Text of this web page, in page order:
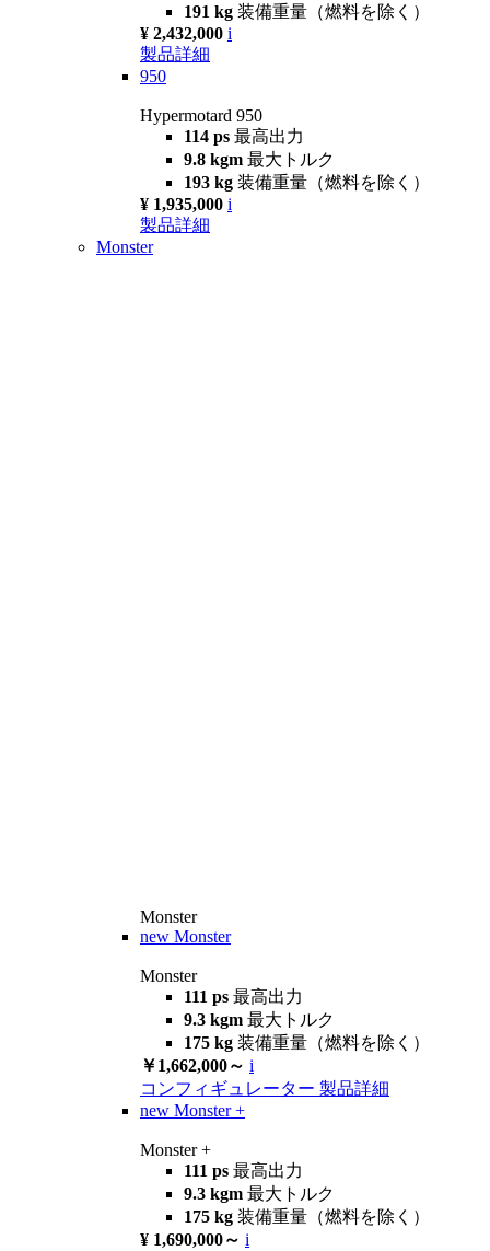
191 kg 装備重量（燃料を除く）
¥ 2,432,000 i
製品詳細
950
Hypermotard 950
114 ps 最高出力
9.8 kgm 最大トルク
193 kg 装備重量（燃料を除く）
¥ 1,935,000 i
製品詳細
Monster
Monster
new Monster
Monster
111 ps 最高出力
9.3 kgm 最大トルク
175 kg 装備重量（燃料を除く）
￥1,662,000～ i
コンフィギュレーター 製品詳細
new Monster +
Monster +
111 ps 最高出力
9.3 kgm 最大トルク
175 kg 装備重量（燃料を除く）
¥ 1,690,000～ i